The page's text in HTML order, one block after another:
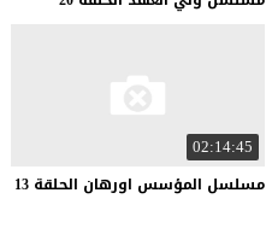
02:14:45
مسلسل المؤسس اورهان الحلقة 13